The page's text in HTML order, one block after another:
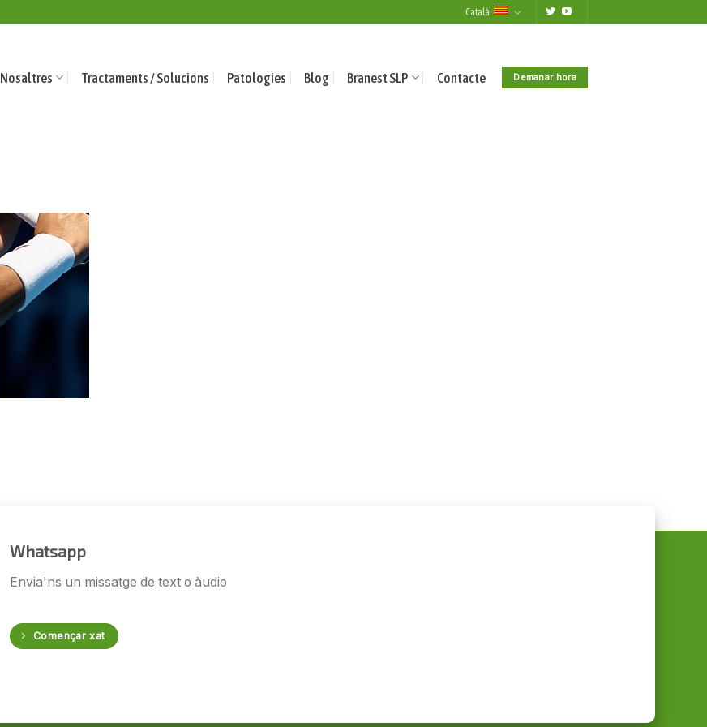
Català
Nosaltres Tractaments / Solucions Patologies Blog Branest SLP Contacte Demanar hora
Whatsapp
Envia'ns un missatge de text o àudio
Començar xat